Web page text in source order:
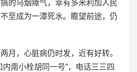
的乌烟瘴气，幸有多米利加人民
至成为一潭死水。瞻望前途，仍
月，心脏病仍时发，近有好转。
内南小栓胡同一号”，电话三三四